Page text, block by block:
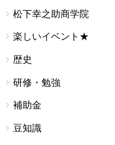
松下幸之助商学院
楽しいイベント★
歴史
研修・勉強
補助金
豆知識